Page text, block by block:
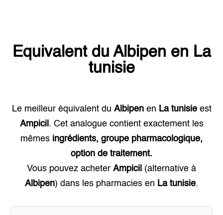
Equivalent du Albipen en La
tunisie
Le meilleur équivalent du Albipenen La tunisieest
Ampicil . Cet analogue contient exactement les
mêmes ingrédients, groupe pharmacologique,
option de traitement.
Vous pouvez acheter Ampicil (alternative à
Albipen) dans les pharmacies en La tunisie.